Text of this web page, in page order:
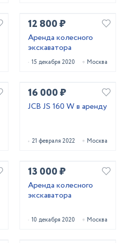
12 800 ₽
Аренда колесного
экскаватора
15 декабря 2020 Москва
16 000 ₽
JCB JS 160 W в аренду
21 февраля 2022 Москва
13 000 ₽
Аренда колесного
экскаватора
10 декабря 2020 Москва